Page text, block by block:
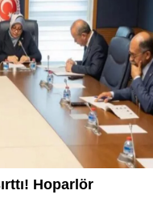
Hoparlör